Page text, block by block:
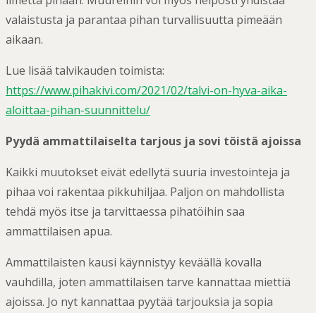
valaistusta ja parantaa pihan turvallisuutta pimeään
aikaan.
Lue lisää talvikauden toimista:
https://www.pihakivi.com/2021/02/talvi-on-hyva-aika-
aloittaa-pihan-suunnittelu/
Pyydä ammattilaiselta tarjous ja sovi töistä ajoissa
Kaikki muutokset eivät edellytä suuria investointeja ja
pihaa voi rakentaa pikkuhiljaa. Paljon on mahdollista
tehdä myös itse ja tarvittaessa pihatöihin saa
ammattilaisen apua.
Ammattilaisten kausi käynnistyy keväällä kovalla
vauhdilla, joten ammattilaisen tarve kannattaa miettiä
ajoissa. Jo nyt kannattaa pyytää tarjouksia ja sopia